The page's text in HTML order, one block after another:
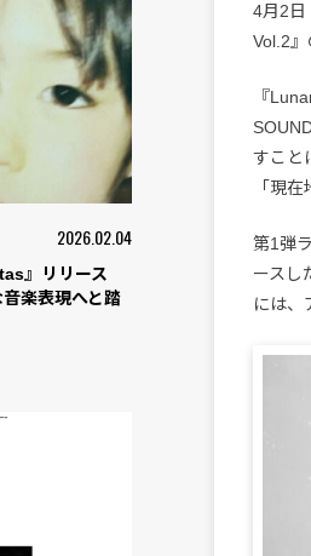
2026.02.04
』リリース
音楽表現へと踏
4月2日
Vol.2』
『
すこと
「現
第1弾
ースし
には、